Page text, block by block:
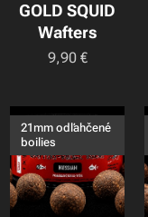
GOLD SQUID
Wafters
9,90€
21mm odľahčené
boilies